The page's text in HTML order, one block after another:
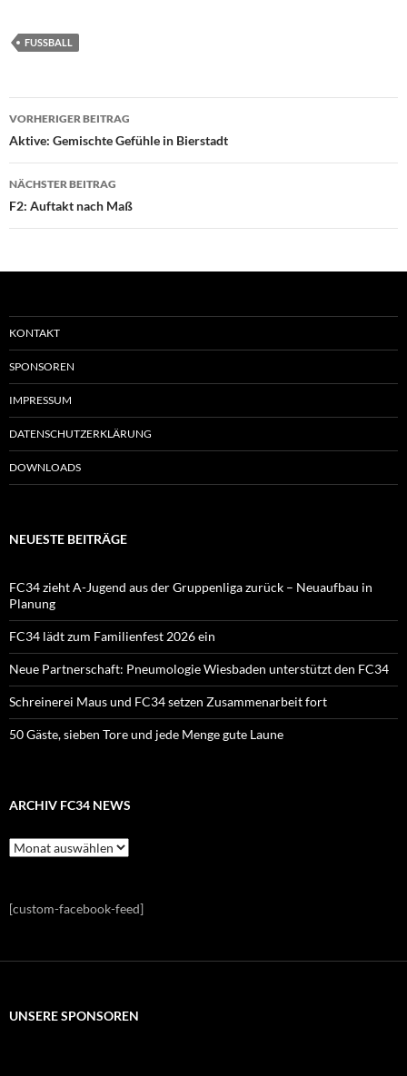
FUSSBALL
Beitragsnavigation
VORHERIGER BEITRAG
Aktive: Gemischte Gefühle in Bierstadt
NÄCHSTER BEITRAG
F2: Auftakt nach Maß
KONTAKT
SPONSOREN
IMPRESSUM
DATENSCHUTZERKLÄRUNG
DOWNLOADS
NEUESTE BEITRÄGE
FC34 zieht A-Jugend aus der Gruppenliga zurück – Neuaufbau in
Planung
FC34 lädt zum Familienfest 2026 ein
Neue Partnerschaft: Pneumologie Wiesbaden unterstützt den FC34
Schreinerei Maus und FC34 setzen Zusammenarbeit fort
50 Gäste, sieben Tore und jede Menge gute Laune
ARCHIV FC34 NEWS
Archiv
FC34
[custom-facebook-feed]
UNSERE SPONSOREN